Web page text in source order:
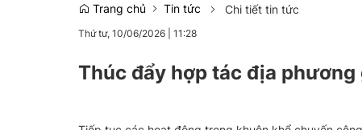
Emagazine OCOP
Trang chủ Tin tức Chi tiết tin tức
Thứ tư, 10/06/2026 11:28
Thúc đẩy hợp tác địa phương